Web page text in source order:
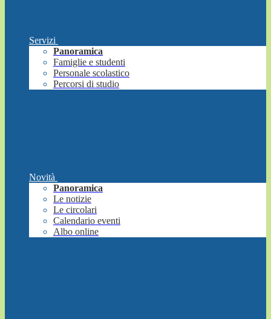
Servizi
Panoramica
Famiglie e studenti
Personale scolastico
Percorsi di studio
Novità
Panoramica
Le notizie
Le circolari
Calendario eventi
Albo online